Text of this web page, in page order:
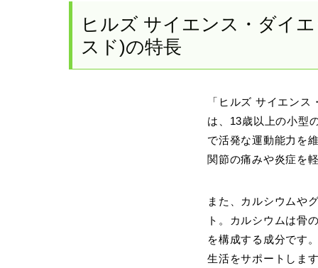
ヒルズ サイエンス・ダイ
スド)の特長
「ヒルズ サイエン
は、13歳以上の小型
で活発な運動能力を
関節の痛みや炎症を
また、カルシウムや
ト。カルシウムは骨
を構成する成分です
生活をサポートします